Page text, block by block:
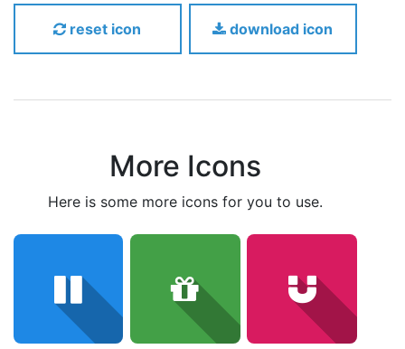
reset icon download icon
More Icons
here is some more icons for you to use.